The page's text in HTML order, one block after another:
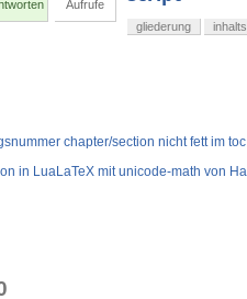
Aufrufe
gliederung
chapter/section nicht fett im
in LuaLaTeX mit unicode-math von